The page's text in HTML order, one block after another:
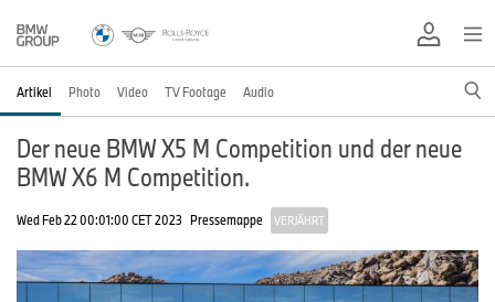
Artikel Photo Video TV Footage Audio
Der neue BMW X5 M Competition und der neue
BMW X6 M Competition.
Wed Feb 22 00:01:00 CET 2023 Pressemappe VERJÄHRT